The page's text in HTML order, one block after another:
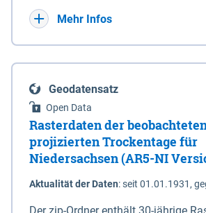
die Deichbehörde durch
laufenden Monitoringjahr.
Mehr Infos
Geodatensatz
Open Data
Rasterdaten der
projizierten Trockentage für
Niedersachsen (AR5-NI
Aktualität der Daten:seit 01.01.1931,